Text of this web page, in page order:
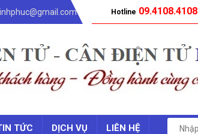
Hotline 09.4108.4108
TỨC DỊCH VỤ LIÊN HỆ